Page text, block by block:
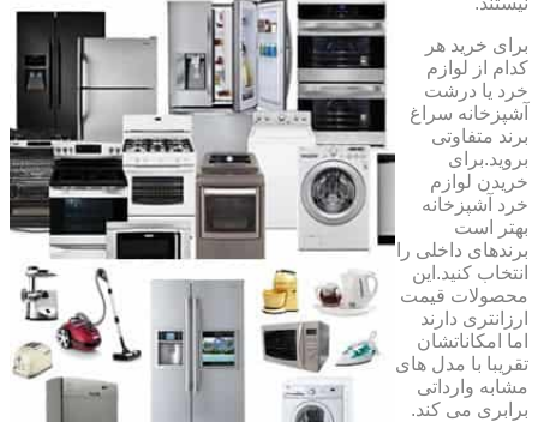
برای خرید هر
کدام از لوازم
خرد یا درشت
آشپزخانه سراغ
برند متفاوتی
بروید.برای
خریدن لوازم
خرد آشپزخانه
بهتر است
برندهای داخلی را
انتخاب کنید.این
محصولات قیمت
ارزانتری دارند
اما امکاناتشان
تقریبا با مدل های
مشابه وارداتی
برابری می کند.